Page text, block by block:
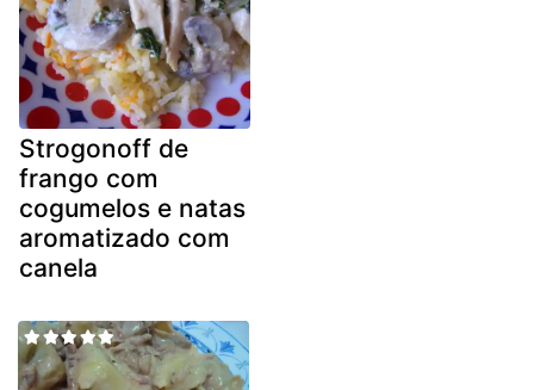
Strogonoff de
frango com
cogumelos e natas
aromatizado com
canela